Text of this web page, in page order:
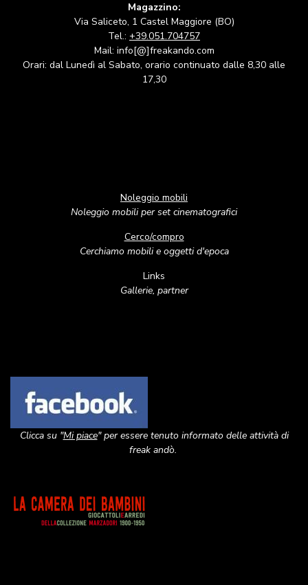
Magazzino:
Via Saliceto, 1 Castel Maggiore (BO)
Tel.: +39.051.704757
Mail: info[@]freakando.com
Orari: dal Lunedì al Sabato, orario continuato dalle 8,30 alle
17,30
Noleggio mobili
Noleggio mobili per set cinematografici
Cerco/compro
Cerchiamo mobili e oggetti d'epoca
Links
Gallerie, partner
Clicca su "Mi piace" per essere tenuto informato delle attività di
freak andò.
Image